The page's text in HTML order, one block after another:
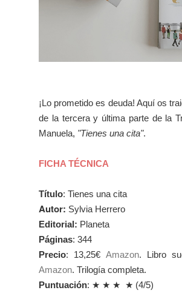
¡Lo prometido es deuda! Aquí os
de la tercera y última parte de la
Manuela, "Tienes una cita".
FICHA TÉCNICA
Título: Tienes una cita
Autor: Sylvia Herrero
Editorial: Planeta
Páginas: 344
Precio: 13,25€ Amazon. Libro
Amazon. Trilogía completa.
Puntuación: ★ ★ ★ ★ (4/5)